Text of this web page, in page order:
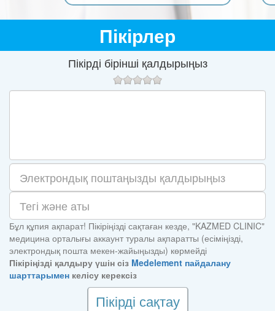
Пікірлер
Пікірді бірінші қалдырыңыз
Бұл құпия ақпарат! Пікіріңізді сақтаған кезде, "KAZMED CLINIC"
медицина орталығы аккаунт туралы ақпаратты (есіміңізді,
электрондық пошта мекен-жайыңызды) көрмейді
Пікіріңізді қалдыру үшін сіз Medelement пайдалану
шарттарымен келісу керексіз
Пікірді сақтау